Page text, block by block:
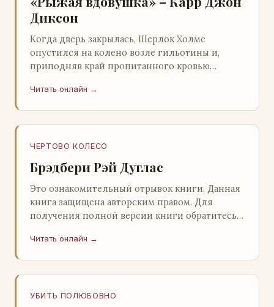
Диксон
Когда дверь закрылась, Шерлок Холмс
опустился на колено возле гильотины и,
приподняв край пропитанного кровью
скрывался под ним…
Читать онлайн →
ЧЕРТОВО КОЛЕСО
Брэдбери Рэй Дуглас
Это ознакомительный отрывок книги. Данная
книга защищена авторским правом. Для
получения полной версии книги обратитесь к
легального ко…
Читать онлайн →
УБИТЬ ПОЛЮБОВНО